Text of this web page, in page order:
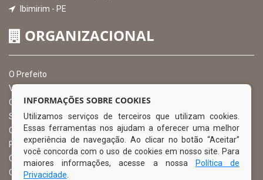
Ibimirim - PE
ORGANIZACIONAL
O Prefeito
Vice Prefeito
Ouvidoria Municipal
Serviço de Informação ao Cidadão – SIC
Chefe de Gabinete
Procuradoria Geral
Órgão de Controle Interno
Organograma
INFORMAÇÕES SOBRE COOKIES
Utilizamos serviços de terceiros que utilizam cookies.
Essas ferramentas nos ajudam a oferecer uma melhor
experiência de navegação. Ao clicar no botão “Aceitar”
você concorda com o uso de cookies em nosso site. Para
maiores informações, acesse a nossa
Política de
Privacidade